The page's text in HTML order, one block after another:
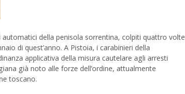
della penisola sorrentina, colpiti quattro volte
di quest’anno. A Pistoia, i carabinieri della
applicativa della misura cautelare agli arresti
già noto alle forze dell’ordine, attualmente
toscano.